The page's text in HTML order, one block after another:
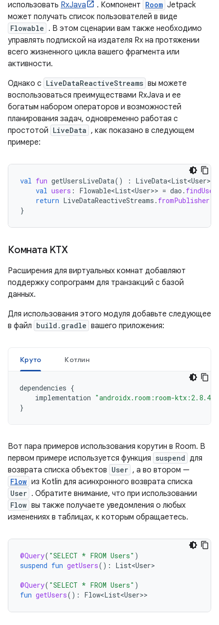
использовать RxJava . Компонент Room Jetpack
может получать список пользователей в виде
Flowable . В этом сценарии вам также необходимо
управлять подпиской на издателя Rx на протяжении
всего жизненного цикла вашего фрагмента или
активности.
Однако с LiveDataReactiveStreams вы можете
воспользоваться преимуществами RxJava и ее
богатым набором операторов и возможностей
планирования задач, одновременно работая с
простотой LiveData , как показано в следующем
примере:
val fun getUsersLiveData() : LiveData<List<User>
val users : Flowable<List<User>> = dao .
return LiveDataReactiveStreams . fromPublisher
}
Комната KTX
Расширения для виртуальных комнат добавляют
поддержку сопрограмм для транзакций с базой
данных.
Для использования этого модуля добавьте следующее
в файл build.gradle вашего приложения:
Круто Котлин
dependencies {
implementation "androidx.room:room-ktx:2.8.4"
}
Вот пара примеров использования корутин в Room. В
первом примере используется функция suspend для
возврата списка объектов User , а во втором —
Flow из Kotlin для асинхронного возврата списка
User . Обратите внимание, что при использовании
Flow вы также получаете уведомления о любых
изменениях в таблицах, к которым обращаетесь.
@Query( "SELECT * FROM Users" )
suspend fun getUsers(): List<User>
@Query( "SELECT * FROM Users" )
fun getUsers(): Flow<List<User>